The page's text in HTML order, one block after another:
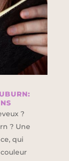
?
? Une
qui